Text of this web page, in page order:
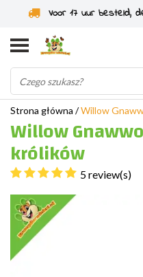
Specjaliści
Strona główna /Willow
Willow
królików
5 review(s)